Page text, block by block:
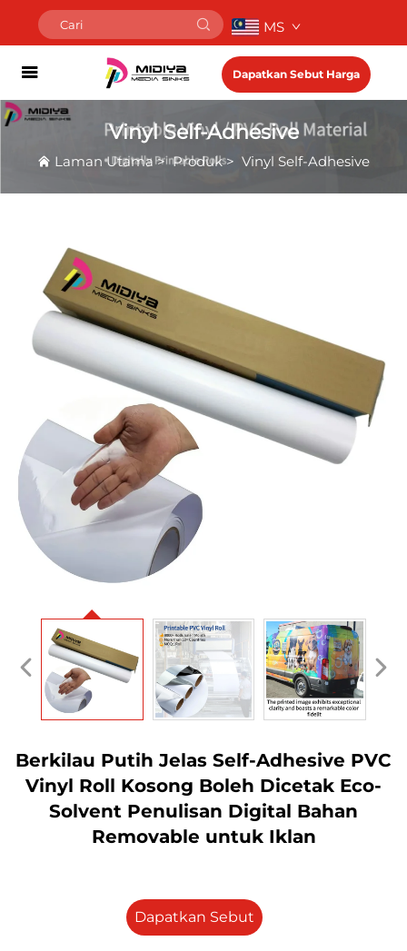
MS
Dapatkan Sebut Harga
Vinyl Self-Adhesive
Laman Utama>Produk> Vinyl Self-Adhesive
Berkilau Putih Jelas Self-Adhesive PVC
Vinyl Roll Kosong Boleh Dicetak Eco-
Solvent Penulisan Digital Bahan
Removable untuk Iklan
Dapatkan Sebut